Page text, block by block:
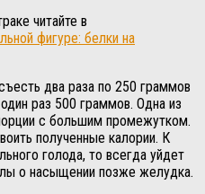
читайте в
фигуре: белки на
два раза по 250 граммов
раз 500 граммов. Одна из
с большим промежутком.
полученные калории. К
голода, то всегда уйдет
о насыщении позже желудка.